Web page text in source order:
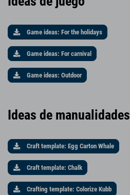
Game ideas: For the holidays
Game ideas: For carnival
Game ideas: Outdoor
Ideas de manualidades
Craft template: Egg Carton Whale
Craft template: Chalk
Crafting template: Colorize Kubb